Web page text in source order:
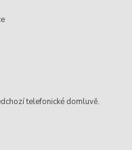
telefonické domluvě.